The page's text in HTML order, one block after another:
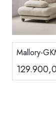
Mallory-